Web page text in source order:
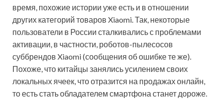
время, похожие истории уже есть и в отношении
других категорий товаров Xiaomi. Так, некоторые
пользователи в России сталкивались с проблемами
активации, в частности, роботов-пылесосов
суббрендов Xiaomi (сообщения об ошибке те же).
Похоже, что китайцы занялись усилением своих
локальных ячеек, что отразится на продажах онлайн,
то есть стать обладателем смартфона станет дороже.